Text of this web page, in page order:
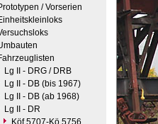
/ Vorserien
Lg II - DRG / DRB
Lg II - DB (bis 1967)
Lg II - DB (ab 1968)
Lg II - DR
Köf 5707-Kö 5756